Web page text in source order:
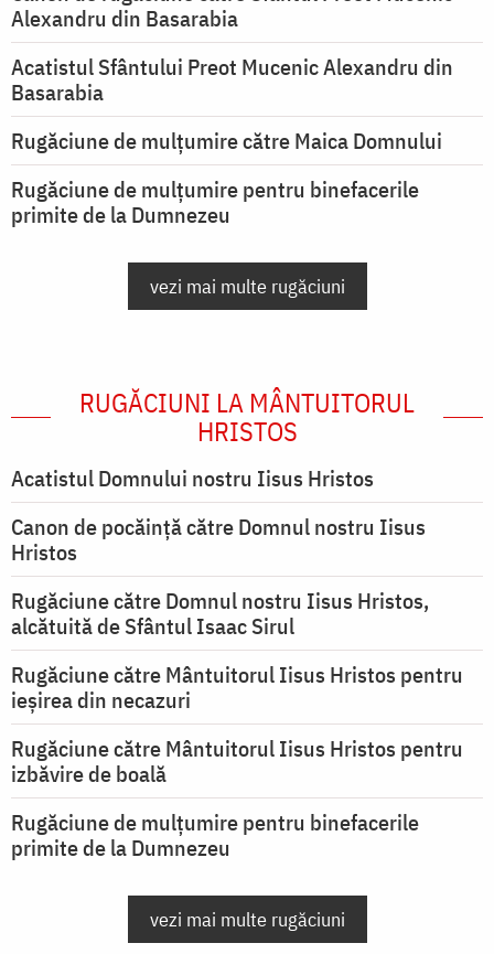
Alexandru din Basarabia
Acatistul Sfântului Preot Mucenic Alexandru din
Basarabia
Rugăciune de mulţumire către Maica Domnului
Rugăciune de mulțumire pentru binefacerile
primite de la Dumnezeu
vezi mai multe rugăciuni
RUGĂCIUNI LA MÂNTUITORUL
HRISTOS
Acatistul Domnului nostru Iisus Hristos
Canon de pocăință către Domnul nostru Iisus
Hristos
Rugăciune către Domnul nostru Iisus Hristos,
alcătuită de Sfântul Isaac Sirul
Rugăciune către Mântuitorul Iisus Hristos pentru
ieşirea din necazuri
Rugăciune către Mântuitorul Iisus Hristos pentru
izbăvire de boală
Rugăciune de mulțumire pentru binefacerile
primite de la Dumnezeu
vezi mai multe rugăciuni